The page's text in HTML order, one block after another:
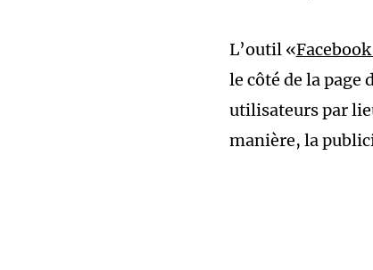
L’outil «
le côté de la page
utilisateurs par
manière, la